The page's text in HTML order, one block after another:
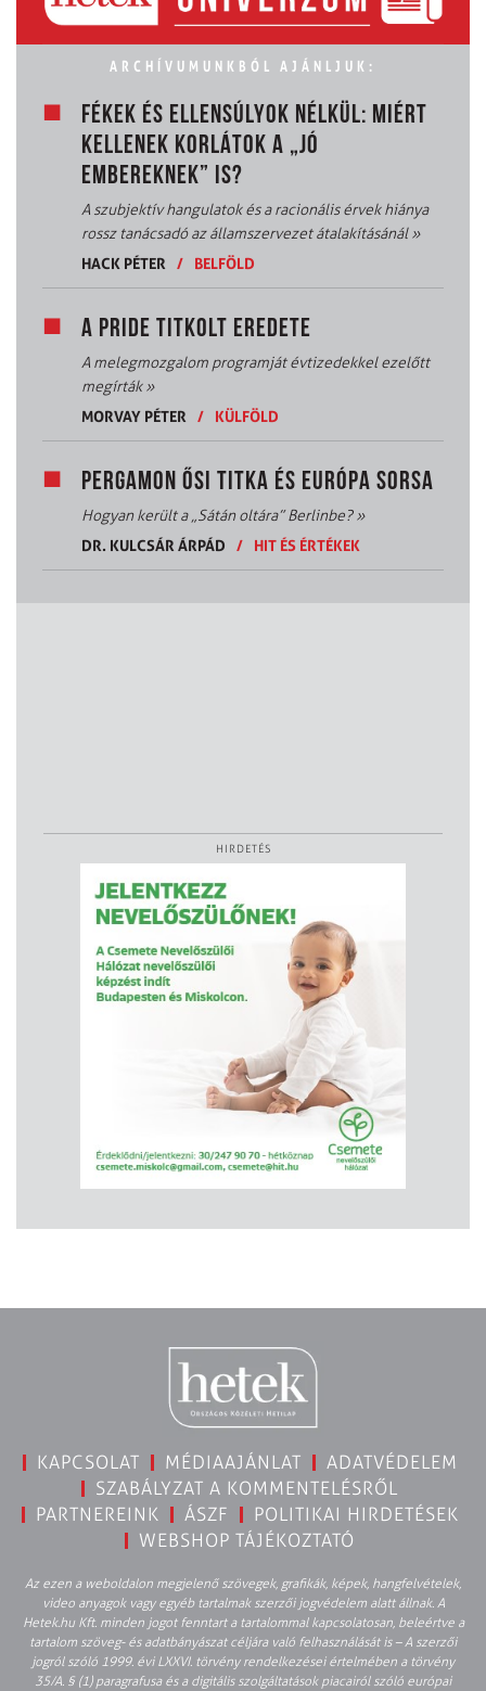
ARCHÍVUMUNKBÓL AJÁNLJUK:
FÉKEK ÉS ELLENSÚLYOK NÉLKÜL: MIÉRT
KELLENEK KORLÁTOK A „JÓ
EMBEREKNEK” IS?
A szubjektív hangulatok és a racionális érvek hiánya
rossz tanácsadó az államszervezet átalakításánál»
HACK PÉTER
/ BELFÖLD
A PRIDE TITKOLT EREDETE
A melegmozgalom programját évtizedekkel ezelőtt
megírták»
MORVAY PÉTER
/ KÜLFÖLD
PERGAMON ŐSI TITKA ÉS EURÓPA SORSA
Hogyan került a „Sátán oltára” Berlinbe?»
DR. KULCSÁR ÁRPÁD
/ HIT ÉS ÉRTÉKEK
HIRDETÉS
KAPCSOLAT MÉDIAAJÁNLAT
ADATVÉDELEM
SZABÁLYZAT A KOMMENTELÉSRŐL
PARTNEREINK
ÁSZF
POLITIKAI HIRDETÉSEK
WEBSHOP TÁJÉKOZTATÓ
Az ezen a weboldalon megjelenő szövegek, grafikák, képek, hangfelvételek,
video anyagok vagy egyéb tartalmak szerzői jogvédelem alatt állnak. A
Hetek.hu Kft. minden jogot fenntart a tartalommal kapcsolatosan, beleértve a
tartalom szöveg- és adatbányászat céljára való felhasználását is – A szerzői
jogról szóló 1999. évi LXXVI. törvény rendelkezései értelmében a törvény
35/A. § (1) paragrafusa és a digitális szolgáltatások piacairól szóló európai